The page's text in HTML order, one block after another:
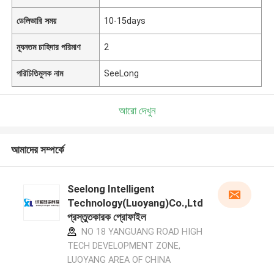
ডেলিভারি সময় 10-15days
ন্যূনতম চাহিদার পরিমাণ 2
পরিচিতিমুলক নাম SeeLong
আরো দেখুন
আমাদের সম্পর্কে
Seelong Intelligent
Technology(Luoyang)Co.,Ltd
প্রস্তুতকারক প্রোফাইল
NO 18 YANGUANG ROAD HIGH
TECH DEVELOPMENT ZONE,
LUOYANG AREA OF CHINA